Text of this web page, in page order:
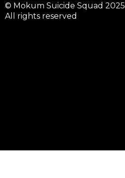
© Mokum Suicide Squad 2025
All rights reserved